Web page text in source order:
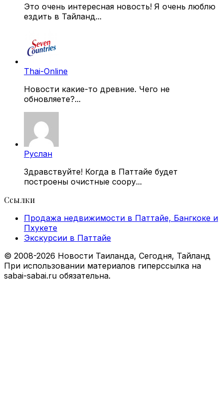
Это очень интересная новость! Я очень люблю
ездить в Тайланд...
Thai-Online
Новости какие-то древние. Чего не
обновляете?...
Руслан
Здравствуйте! Когда в Паттайе будет
построены очистные соору...
Ссылки
Продажа недвижимости в Паттайе, Бангкоке и
Пхукете
Экскурсии в Паттайе
© 2008-2026 Новости Таиланда, Сегодня, Тайланд
При использовании материалов гиперссылка на
sabai-sabai.ru обязательна.